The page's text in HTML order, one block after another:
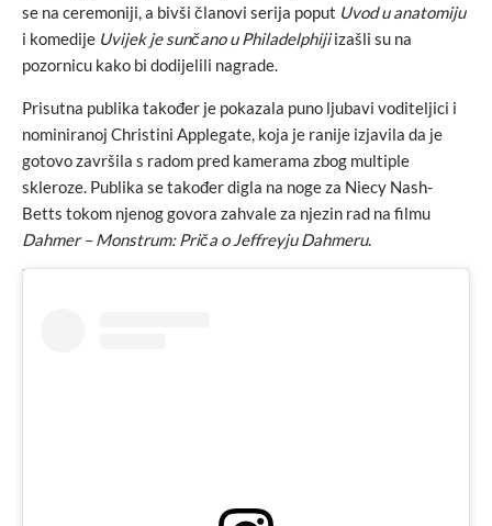
se na ceremoniji, a bivši članovi serija poput Uvod u anatomiju
i komedije Uvijek je sunčano u Philadelphijiizašli su na
pozornicu kako bi dodijelili nagrade.
Prisutna publika također je pokazala puno ljubavi voditeljici i
nominiranoj Christini Applegate, koja je ranije izjavila da je
gotovo završila s radom pred kamerama zbog multiple
skleroze. Publika se također digla na noge za Niecy Nash-
Betts tokom njenog govora zahvale za njezin rad na filmu
Dahmer – Monstrum: Priča o Jeffreyju Dahmeru.